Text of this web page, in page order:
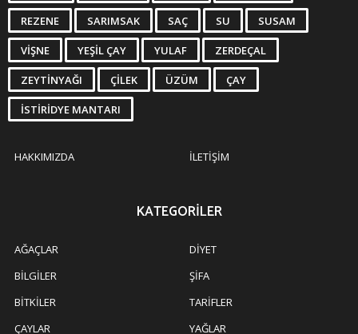
REZENE SARIMSAK SAÇ SU SUSAM
VIŞNE YEŞIL ÇAY YULAF ZERDEÇAL
ZEYTINYAĞI ÇILEK ÜZÜM ÇAY
İSTIRIDYE MANTARI
HAKKIMIZDA İLETIŞIM
KATEGORILER
AĞAÇLAR
BILGILER
BITKILER
ÇAYLAR
DIYET
ŞIFA
TARIFLER
YAĞLAR